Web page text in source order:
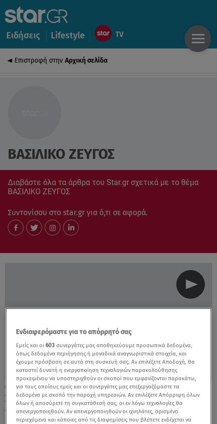
Ειδήσεις Lifestyle
Επιστροφή στην Αρχική σελίδα
ΒΑΣΙΛΙΚΟ ΖΕΥΓΟΣ
Διαβάστε όλα τα άρθρα του Star.gr σχετικά με το θέμα
ΒΑΣΙΛΙΚΟ ΖΕΥΓΟΣ
Συντονίσου στο star.gr για ό,τι σε αφορά.
31.10.22, 08:01
Στην Αθήνα το βασιλικό ζεύγος της
Ολλανδίας
Ενδιαφερόμαστε για το απόρρητό σας
Εμείς και οι603 συνεργάτες μας αποθηκεύουμε προσωπικά δεδομένα,
όπως δεδομένα περιήγησης ή μοναδικά αναγνωριστικά στοιχεία, και
έχουμε πρόσβαση σε αυτά στη συσκευή σας. Αν επιλέξετε Αποδοχή, θα
καταστεί δυνατή η ενεργοποίηση τεχνολογιών παρακολούθησης
προκειμένου να υποστηριχθούν οι σκοποί που εμφανίζονται παρακάτω,
για τους οποίους εμείς και οι συνεργάτες μας επεξεργαζόμαστε τα
δεδομένα με σκοπό την παροχή υπηρεσιών. Αν επιλέξετε Απόρριψη όλων
όλων ή αποσύρετε τη συγκατάθεσή σας, οι εν λόγω τεχνολογίες θα
απενεργοποιηθούν. Αν απενεργοποιηθούν οι ιχνηλάτες, ορισμένο
περιεχόμενο και κάποιες από τις διαφημίσεις που βλέπετε ενδέχεται να